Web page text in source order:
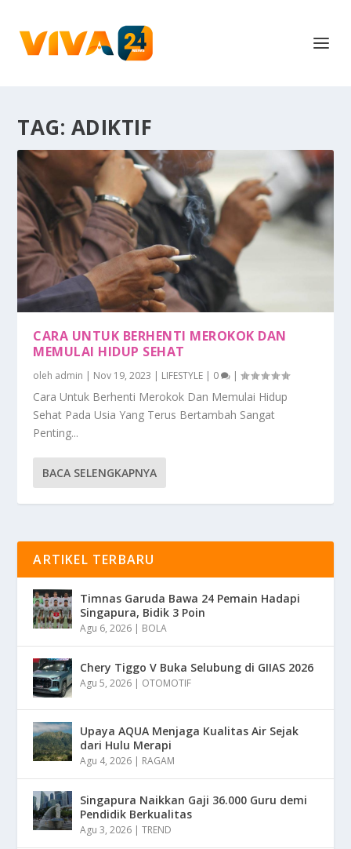
TAG: ADIKTIF
CARA UNTUK BERHENTI MEROKOK DAN
MEMULAI HIDUP SEHAT
oleh admin | Nov 19, 2023 | LIFESTYLE | 0 |
Cara Untuk Berhenti Merokok Dan Memulai Hidup
Sehat Pada Usia Yang Terus Bertambah Sangat
Penting...
BACA SELENGKAPNYA
ARTIKEL TERBARU
Timnas Garuda Bawa 24 Pemain Hadapi
Singapura, Bidik 3 Poin
Agu 6, 2026 | BOLA
Chery Tiggo V Buka Selubung di GIIAS 2026
Agu 5, 2026 | OTOMOTIF
Upaya AQUA Menjaga Kualitas Air Sejak
dari Hulu Merapi
Agu 4, 2026 | RAGAM
Singapura Naikkan Gaji 36.000 Guru demi
Pendidik Berkualitas
Agu 3, 2026 |TREND